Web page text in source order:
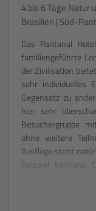
4 bis 6 Tage Natur
Brasilien | Süd-
Das Pantanal
familiengeführte
der Zivilisation
sehr individuelles
Gegensatz zu
hier sehr
Besuchergruppe
ohne weitere
Ausflüge steht
Beispiel Kaimane,